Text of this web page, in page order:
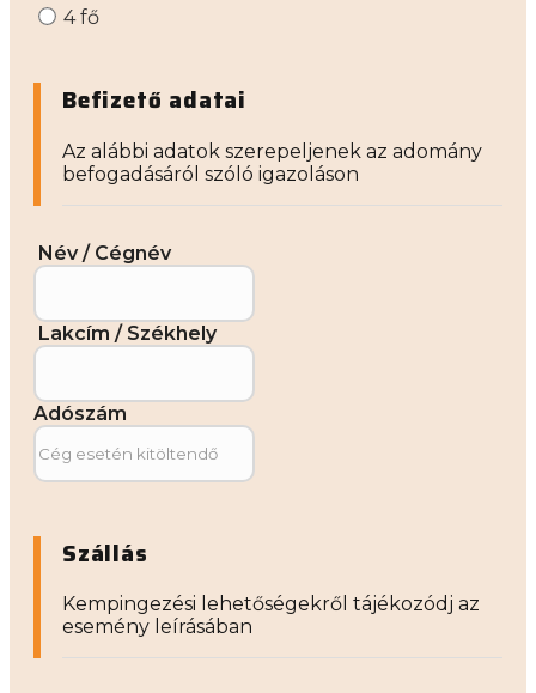
4 fő
Befizető adatai
Az alábbi adatok szerepeljenek az adomány
befogadásáról szóló igazoláson
Név / Cégnév
Lakcím / Székhely
Adószám
Szállás
Kempingezési lehetőségekről tájékozódj az
esemény leírásában